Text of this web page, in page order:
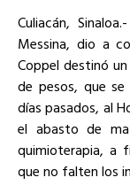
Culiacán,
Messina, dio a
Coppel destinó
de pesos, que
días pasados, al
el abasto de
quimioterapia, a
que no falten los